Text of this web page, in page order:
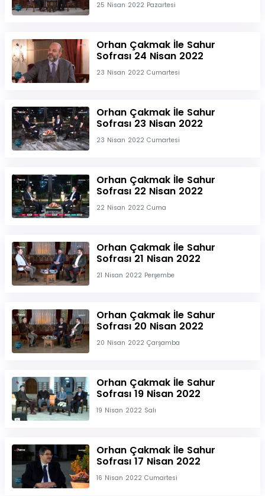
25 Nisan 2022 Pazartesi
Orhan Çakmak İle Sahur
Sofrası 24 Nisan 2022
23 Nisan 2022 Cumartesi
Orhan Çakmak İle Sahur
Sofrası 23 Nisan 2022
23 Nisan 2022 Cumartesi
Orhan Çakmak İle Sahur
Sofrası 22 Nisan 2022
22 Nisan 2022 Cuma
Orhan Çakmak İle Sahur
Sofrası 21 Nisan 2022
21 Nisan 2022 Perşembe
Orhan Çakmak İle Sahur
Sofrası 20 Nisan 2022
20 Nisan 2022 Çarşamba
Orhan Çakmak İle Sahur
Sofrası 19 Nisan 2022
19 Nisan 2022 Salı
Orhan Çakmak İle Sahur
Sofrası 17 Nisan 2022
16 Nisan 2022 Cumartesi